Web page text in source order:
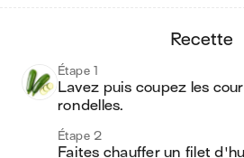
recette
Étape 1
Lavez puis coupez les
rondelles.
Étape 2
Faites chauffer un filet